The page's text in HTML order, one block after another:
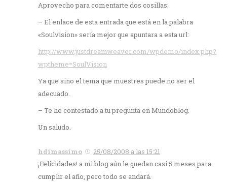
Aprovecho para comentarte dos cosillas:
– El enlace de esta entrada que está en la palabra
«Soulvision» sería mejor que apuntara a esta url:
http://www.justdreamweaver.com/wpdemo/index.php?
wptheme=SoulVision
Ya que sino el tema que muestres puede no ser el
adecuado.
– Te he contestado a tu pregunta en Mundoblog.
Un saludo.
hdimassimo
25/08/2008 a las 15:21
¡Felicidades! a mi blog aún le quedan casi 5 meses para
cumplir el año, pero todo se andará.